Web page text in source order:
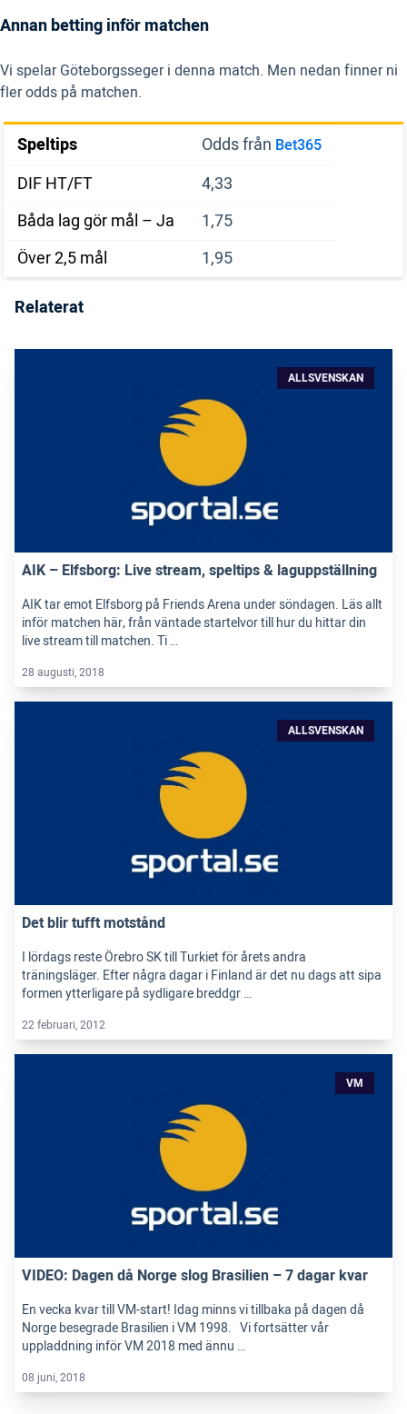
Annan betting inför matchen
Vi spelar Göteborgsseger i denna match. Men nedan finner ni
fler odds på matchen.
Speltips Odds från Bet365
DIF HT/FT
4,33
Båda lag gör mål – Ja
1,75
Över 2,5 mål
1,95
Relaterat
ALLSVENSKAN
AIK – Elfsborg: Live stream, speltips & laguppställning
AIK tar emot Elfsborg på Friends Arena under söndagen. Läs allt
inför matchen här, från väntade startelvor till hur du hittar din
live stream till matchen. Ti …
28 augusti, 2018
ALLSVENSKAN
Det blir tufft motstånd
I lördags reste Örebro SK till Turkiet för årets andra
träningsläger. Efter några dagar i Finland är det nu dags att sipa
formen ytterligare på sydligare breddgr …
22 februari, 2012
VM
VIDEO: Dagen då Norge slog Brasilien – 7 dagar kvar
En vecka kvar till VM-start! Idag minns vi tillbaka på dagen då
Norge besegrade Brasilien i VM 1998. Vi fortsätter vår
uppladdning inför VM 2018 med ännu …
08 juni, 2018